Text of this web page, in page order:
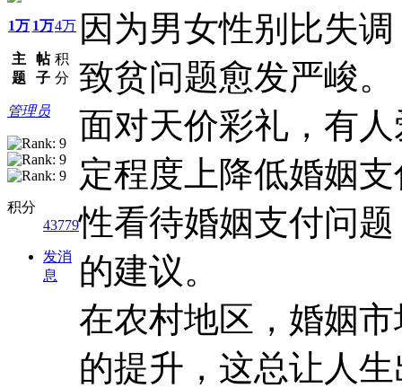
1万
主
题
1万
帖
子
4万
积
分
管理员
积分
43779
发消
息
因为男女性别比失
致贫问题愈发严峻。
面对天价彩礼，有
定程度上降低婚姻
性看待婚姻支付问
的建议。
在农村地区，婚姻
的提升，这总让人